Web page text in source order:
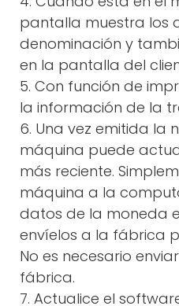
pantalla muestra los
denominación y
en la pantalla del
5. Con función de
la información de la
6. Una vez emitida la
máquina puede
más reciente.
máquina a la
datos de la moneda
envíelos a la fábrica
No es necesario
fábrica.
7. Actualice el